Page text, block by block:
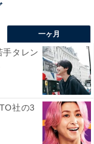
みつり）／72
禁】
解禁！
スターを該当
一ヶ月
タレン
社の3